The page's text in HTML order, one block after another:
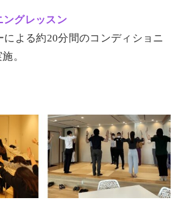
ングレッスン
による約20分間のコンディショニ
。